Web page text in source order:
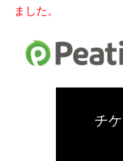
ました。
チ